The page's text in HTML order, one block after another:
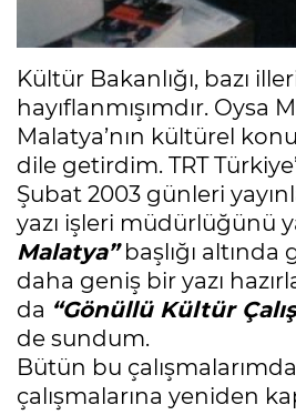
Kültür Bakanlığı, bazı
hayıflanmışımdır. Oysa
Malatya’nın kültürel
dile getirdim. TRT
Şubat 2003 günleri
yazı işleri müdürlüğünü
Malatya”başlığı
daha geniş bir yazı
da “Gönüllü Kültür
de sundum.
Bütün bu
çalışmalarına yeniden